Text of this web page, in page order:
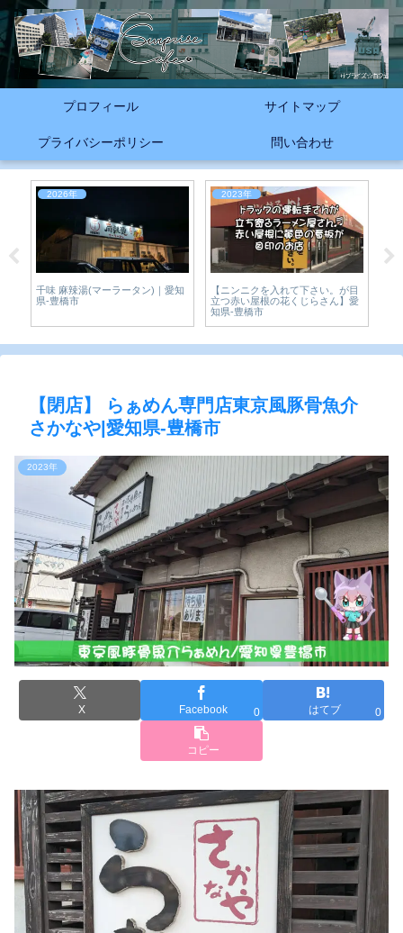
プロフィール サイトマップ
プライバシーポリシー 問い合わせ
2026年
千味 麻辣湯(マーラータン)｜愛知
県-豊橋市
2023年
【ニンニクを入れて下さい。が目
立つ赤い屋根の花くじらさん】愛
知県-豊橋市
【閉店】 らぁめん専門店東京風豚骨魚介
さかなや|愛知県-豊橋市
2023年
X Facebook 0 はてブ 0
コピー